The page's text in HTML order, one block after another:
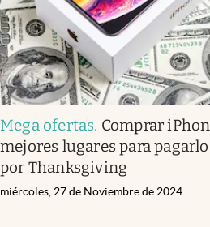
Mega ofertas. Comprar
mejores lugares para
por Thanksgiving
miércoles, 27 de Noviembre de 2024